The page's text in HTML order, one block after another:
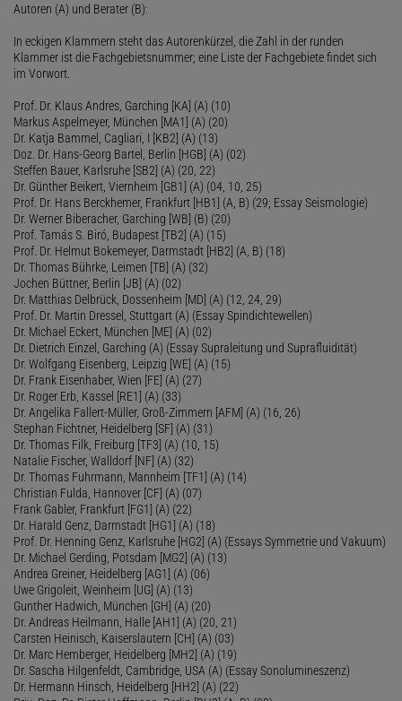
Autoren (A) und Berater (B):
In eckigen Klammern steht das Autorenkürzel, die Zahl in der runden
Klammer ist die Fachgebietsnummer; eine Liste der Fachgebiete findet sich
im Vorwort.
Prof. Dr. Klaus Andres, Garching [KA] (A) (10)
Markus Aspelmeyer, München [MA1] (A) (20)
Dr. Katja Bammel, Cagliari, I [KB2] (A) (13)
Doz. Dr. Hans-Georg Bartel, Berlin [HGB] (A) (02)
Steffen Bauer, Karlsruhe [SB2] (A) (20, 22)
Dr. Günther Beikert, Viernheim [GB1] (A) (04, 10, 25)
Prof. Dr. Hans Berckhemer, Frankfurt [HB1] (A, B) (29; Essay Seismologie)
Dr. Werner Biberacher, Garching [WB] (B) (20)
Prof. Tamás S. Biró, Budapest [TB2] (A) (15)
Prof. Dr. Helmut Bokemeyer, Darmstadt [HB2] (A, B) (18)
Dr. Thomas Bührke, Leimen [TB] (A) (32)
Jochen Büttner, Berlin [JB] (A) (02)
Dr. Matthias Delbrück, Dossenheim [MD] (A) (12, 24, 29)
Prof. Dr. Martin Dressel, Stuttgart (A) (Essay Spindichtewellen)
Dr. Michael Eckert, München [ME] (A) (02)
Dr. Dietrich Einzel, Garching (A) (Essay Supraleitung und Suprafluidität)
Dr. Wolfgang Eisenberg, Leipzig [WE] (A) (15)
Dr. Frank Eisenhaber, Wien [FE] (A) (27)
Dr. Roger Erb, Kassel [RE1] (A) (33)
Dr. Angelika Fallert-Müller, Groß-Zimmern [AFM] (A) (16, 26)
Stephan Fichtner, Heidelberg [SF] (A) (31)
Dr. Thomas Filk, Freiburg [TF3] (A) (10, 15)
Natalie Fischer, Walldorf [NF] (A) (32)
Dr. Thomas Fuhrmann, Mannheim [TF1] (A) (14)
Christian Fulda, Hannover [CF] (A) (07)
Frank Gabler, Frankfurt [FG1] (A) (22)
Dr. Harald Genz, Darmstadt [HG1] (A) (18)
Prof. Dr. Henning Genz, Karlsruhe [HG2] (A) (Essays Symmetrie und Vakuum)
Dr. Michael Gerding, Potsdam [MG2] (A) (13)
Andrea Greiner, Heidelberg [AG1] (A) (06)
Uwe Grigoleit, Weinheim [UG] (A) (13)
Gunther Hadwich, München [GH] (A) (20)
Dr. Andreas Heilmann, Halle [AH1] (A) (20, 21)
Carsten Heinisch, Kaiserslautern [CH] (A) (03)
Dr. Marc Hemberger, Heidelberg [MH2] (A) (19)
Dr. Sascha Hilgenfeldt, Cambridge, USA (A) (Essay Sonolumineszenz)
Dr. Hermann Hinsch, Heidelberg [HH2] (A) (22)